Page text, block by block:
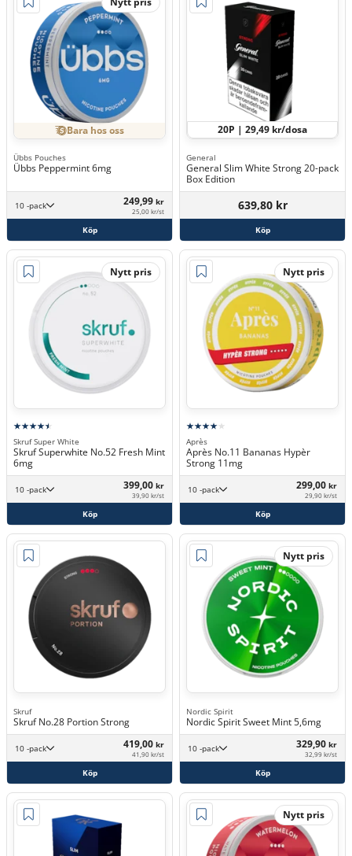
Bara hos oss
Übbs Pouches
Übbs Peppermint 6mg
10 -pack 249,99 kr
25,00 kr/st
Köp
20P | 29,49 kr/dosa
General
General Slim White Strong 20-pack
Box Edition
639,80 kr
Köp
Nytt pris
Skruf Super White
Skruf Superwhite No.52 Fresh Mint
6mg
10 -pack 399,00 kr
39,90 kr/st
Köp
Nytt pris
Après
Après No.11 Bananas Hypèr
Strong 11mg
10 -pack 299,00 kr
29,90 kr/st
Köp
Skruf
Skruf No.28 Portion Strong
10 -pack 419,00 kr
41,90 kr/st
Köp
Nytt pris
Nordic Spirit
Nordic Spirit Sweet Mint 5,6mg
10 -pack 329,90 kr
32,99 kr/st
Köp
Nytt pris